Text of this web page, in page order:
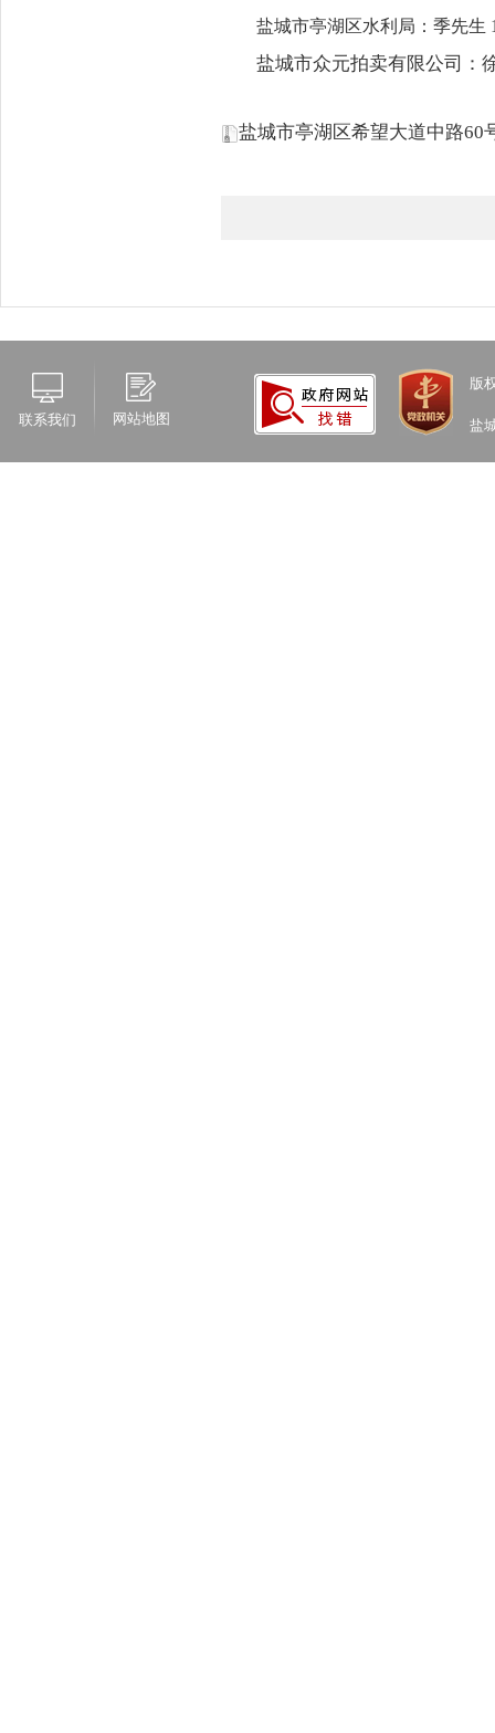
盐城市亭湖区水利局：季先生
盐城市众元拍卖有限公司：
盐城市亭湖区希望大道中路60
联系我们 网站地图
版
盐